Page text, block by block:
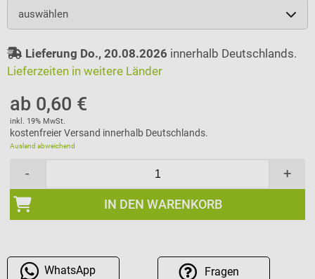
auswählen
Lieferung Do., 20.08.2026 innerhalb Deutschlands.
Lieferzeiten in weitere Länder
ab 0,60 €
inkl. 19% MwSt.
kostenfreier Versand innerhalb Deutschlands.
Ausland abweichend
- +
IN DEN WARENKORB
WhatsApp Fragen